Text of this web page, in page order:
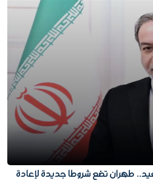
طهران تضع شروطا جديدة لإعادة